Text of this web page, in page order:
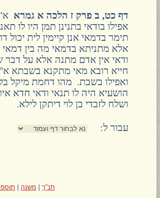
דף כט, ב פרק ז הלכה א גמרא
אפילו בודאי בתנינן תמן היו לו
תימר בדמאי אנן קיימין לית
אלא מתניתא בדמאי מה בין דמאי
ודאי אין אדם מתנה אלא על דבר
חייא רובא מאי מתקנא בשבתא
ואפילו בשבת. מהו דחמת מיקל
הושעיא היה לו תנאי ודאי חדא
ושלח לזבדי בן לוי דיתקן לילא.
:עבור ל
תנ"ך משנה